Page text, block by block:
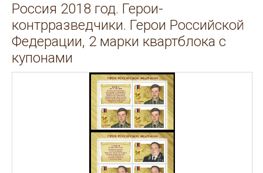
Россия 2018 год. Герои-
контрразведчики. Герои Российской
Федерации, 2 марки квартблока с
купонами